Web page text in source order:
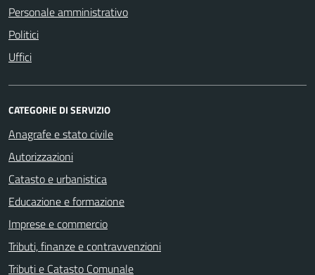
Personale amministrativo
Politici
Uffici
CATEGORIE DI SERVIZIO
Anagrafe e stato civile
Autorizzazioni
Catasto e urbanistica
Educazione e formazione
Imprese e commercio
Tributi, finanze e contravvenzioni
Tributi e Catasto Comunale